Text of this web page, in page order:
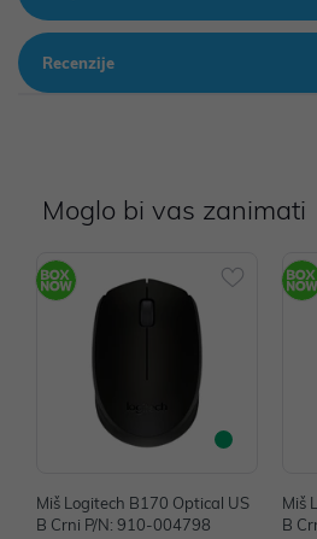
Recenzije
Moglo bi vas zanimati
Miš Logitech B170 Optical US
B Crni P/N: 910-004798
Miš
B